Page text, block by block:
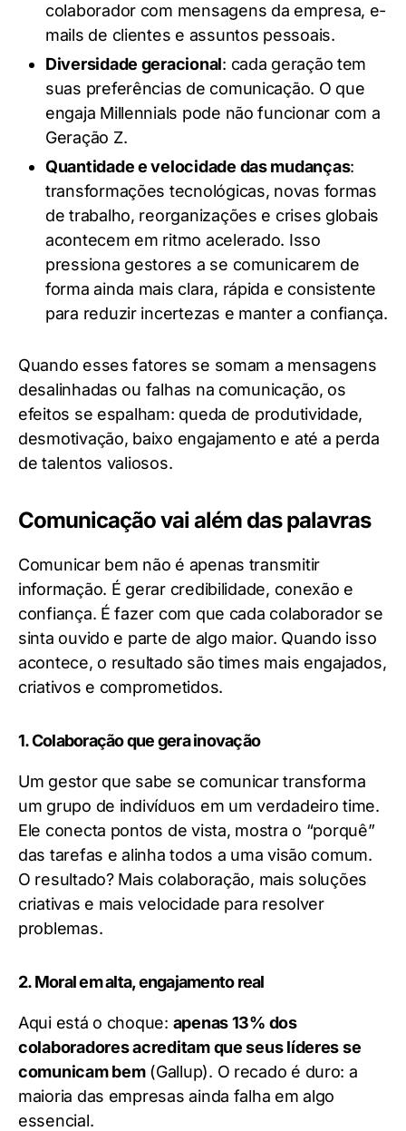
colaborador com mensagens da empresa, e-
mails de clientes e assuntos pessoais.
Diversidade geracional: cada geração tem
suas preferências de comunicação. O que
engaja Millennials pode não funcionar com a
Geração Z.
Quantidade e velocidade das mudanças:
transformações tecnológicas, novas formas
de trabalho, reorganizações e crises globais
acontecem em ritmo acelerado. Isso
pressiona gestores a se comunicarem de
forma ainda mais clara, rápida e consistente
para reduzir incertezas e manter a confiança.
Quando esses fatores se somam a mensagens
desalinhadas ou falhas na comunicação, os
efeitos se espalham: queda de produtividade,
desmotivação, baixo engajamento e até a perda
de talentos valiosos.
Comunicação vai além das palavras
Comunicar bem não é apenas transmitir
informação. É gerar credibilidade, conexão e
confiança. É fazer com que cada colaborador se
sinta ouvido e parte de algo maior. Quando isso
acontece, o resultado são times mais engajados,
criativos e comprometidos.
1. Colaboração que gera inovação
Um gestor que sabe se comunicar transforma
um grupo de indivíduos em um verdadeiro time.
Ele conecta pontos de vista, mostra o “porquê”
das tarefas e alinha todos a uma visão comum.
O resultado? Mais colaboração, mais soluções
criativas e mais velocidade para resolver
problemas.
2. Moral em alta, engajamento real
Aqui está o choque: apenas 13% dos
colaboradores acreditam que seus líderes se
comunicam bem(Gallup). O recado é duro: a
maioria das empresas ainda falha em algo
essencial.